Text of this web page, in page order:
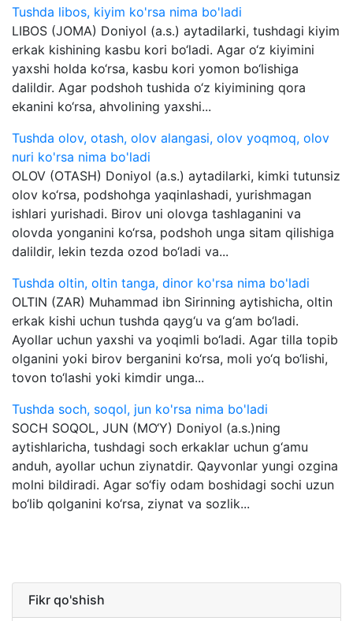
Tushda libos, kiyim ko'rsa nima bo'ladi
LIBOS (JOMA) Doniyol (a.s.) aytadilarki, tushdagi kiyim
erkak kishining kasbu kori bo‘ladi. Agar o‘z kiyimini
yaxshi holda ko‘rsa, kasbu kori yomon bo‘lishiga
dalildir. Agar podshoh tushida o‘z kiyimining qora
ekanini ko‘rsa, ahvolining yaxshi...
Tushda olov, otash, olov alangasi, olov yoqmoq, olov
nuri ko'rsa nima bo'ladi
OLOV (OTASH) Doniyol (a.s.) aytadilarki, kimki tutunsiz
olov ko‘rsa, podshohga yaqinlashadi, yurishmagan
ishlari yurishadi. Birov uni olovga tashlaganini va
olovda yonganini ko‘rsa, podshoh unga sitam qilishiga
dalildir, lekin tezda ozod bo‘ladi va...
Tushda oltin, oltin tanga, dinor ko'rsa nima bo'ladi
OLTIN (ZAR) Muhammad ibn Sirinning aytishicha, oltin
erkak kishi uchun tushda qayg‘u va g‘am bo‘ladi.
Ayollar uchun yaxshi va yoqimli bo‘ladi. Agar tilla topib
olganini yoki birov berganini ko‘rsa, moli yo‘q bo‘lishi,
tovon to‘lashi yoki kimdir unga...
Tushda soch, soqol, jun ko'rsa nima bo'ladi
SOCH SOQOL, JUN (MO‘Y) Doniyol (a.s.)ning
aytishlaricha, tushdagi soch erkaklar uchun g‘amu
anduh, ayollar uchun ziynatdir. Qayvonlar yungi ozgina
molni bildiradi. Agar so‘fiy odam boshidagi sochi uzun
bo‘lib qolganini ko‘rsa, ziynat va sozlik...
Fikr qo'shish